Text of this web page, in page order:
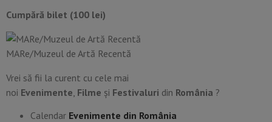
Cumpără bilet (100 lei)
MARe/Muzeul de Artă Recentă
Vrei să fii la curent cu cele mai
noi Evenimente Filme și Festivaluri din România ?
Calendar Evenimente din România